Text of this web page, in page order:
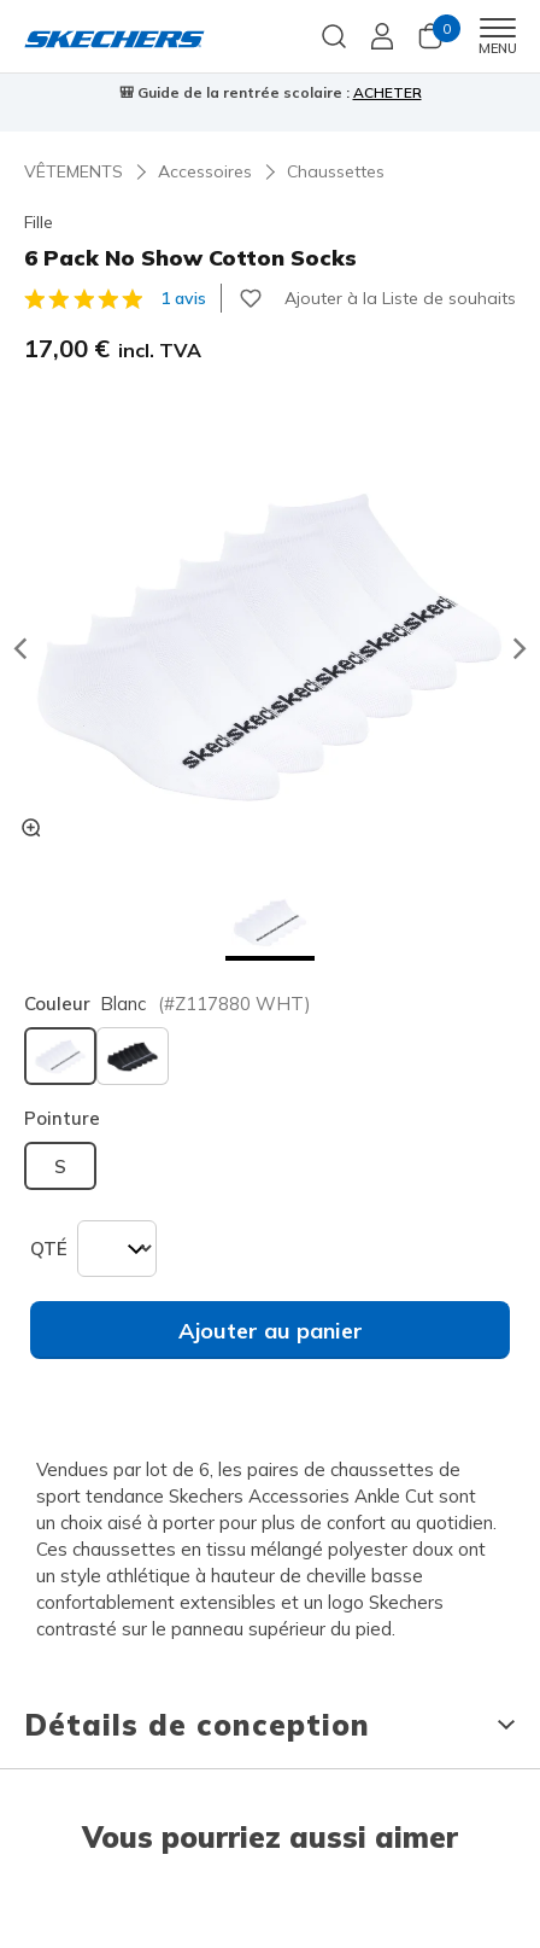
0
MENU
Skechers VIP :retours sous 45 jours pour les membres
VÊTEMENTS Accessoires Chaussettes
Fille
6 Pack No Show Cotton Socks
Évaluation client 3,3 sur 5
1 avis Ajouter à la Liste de souhaits
17,00 € incl. TVA
Couleur Blanc (#Z117880 WHT)
sélectionné
Pointure
S
QTÉ
Ajouter au panier
Vendues par lot de 6, les paires de chaussettes de
sport tendance Skechers Accessories Ankle Cut sont
un choix aisé à porter pour plus de confort au quotidien.
Ces chaussettes en tissu mélangé polyester doux ont
un style athlétique à hauteur de cheville basse
confortablement extensibles et un logo Skechers
contrasté sur le panneau supérieur du pied.
Détails de conception
Vous pourriez aussi aimer